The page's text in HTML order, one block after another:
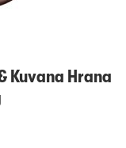
Kuvana Hrana